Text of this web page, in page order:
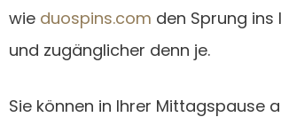
wie duospins.com den Sprung
und zugänglicher denn je.
Sie können in Ihrer Mittagspause